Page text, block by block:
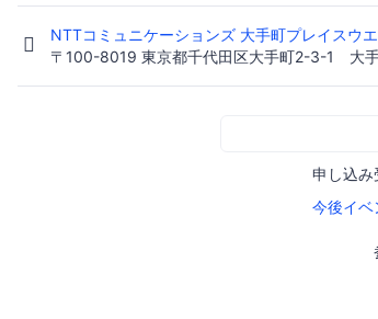
NTTコミュニケーションズ 大手町プレイスウ
〒100-8019 東京都千代田区大手町2-3-1 大
申し込み
今後イベ